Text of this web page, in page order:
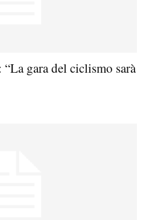
gara del ciclismo sarà